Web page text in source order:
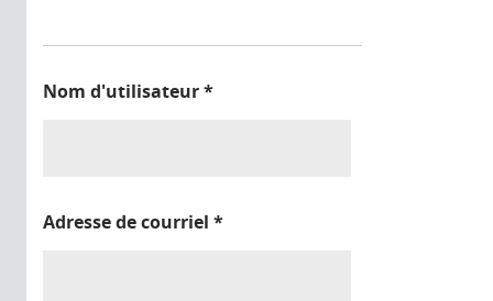
Nom d'utilisateur*
Adresse de courriel *